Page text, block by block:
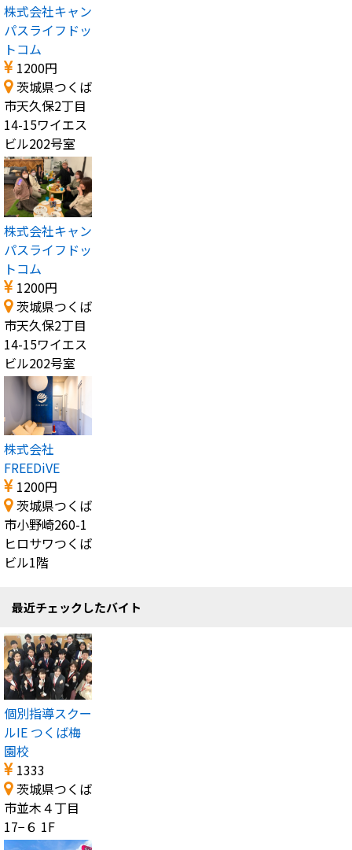
株式会社キャン
パスライフドッ
トコム
1200円
茨城県つくば
市天久保2丁目
14-15ワイエス
ビル202号室
株式会社キャン
パスライフドッ
トコム
1200円
茨城県つくば
市天久保2丁目
14-15ワイエス
ビル202号室
株式会社
FREEDiVE
1200円
茨城県つくば
市小野崎260-1
ヒロサワつくば
ビル1階
最近チェックしたバイト
個別指導スクー
ルIE つくば梅
園校
1333
茨城県つくば
市並木４丁目
17−６ 1F